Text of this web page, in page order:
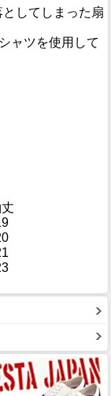
してしまった扇
ャツを使用して